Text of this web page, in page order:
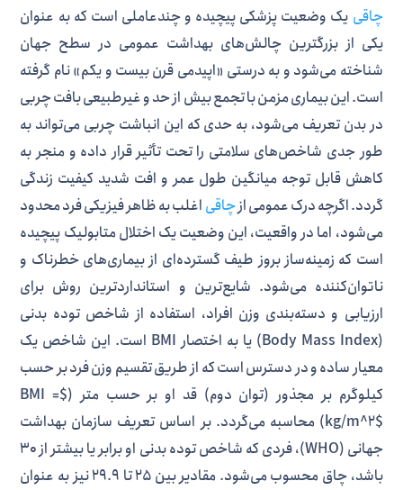
چاقی یک وضعیت پزشکی پیچیده و چندعاملی است که به عنوان
یکی از بزرگترین چالش‌های بهداشت عمومی در سطح جهان
شناخته می‌شود و به درستی «اپیدمی قرن بیست و یکم» نام گرفته
است. این بیماری مزمن با تجمع بیش از حد و غیرطبیعی بافت چربی
در بدن تعریف می‌شود، به حدی که این انباشت چربی می‌تواند به
طور جدی شاخص‌های سلامتی را تحت تأثیر قرار داده و منجر به
کاهش قابل توجه میانگین طول عمر و افت شدید کیفیت زندگی
گردد. اگرچه درک عمومی ازچاقی اغلب به ظاهر فیزیکی فرد محدود
می‌شود، اما در واقعیت، این وضعیت یک اختلال متابولیک پیچیده
است که زمینه‌ساز بروز طیف گسترده‌ای از بیماری‌های خطرناک و
ناتوان‌کننده می‌شود. شایع‌ترین و استانداردترین روش برای
ارزیابی و دسته‌بندی وزن افراد، استفاده از شاخص توده بدنی
(Body Mass Index) یا به اختصار BMI است. این شاخص یک
معیار ساده و در دسترس است که از طریق تقسیم وزن فرد بر حسب
کیلوگرم بر مجذور (توان دوم) قد او بر حسب متر ($BMI =
kg/m^2$) محاسبه می‌گردد. بر اساس تعریف سازمان بهداشت
جهانی (WHO)، فردی که شاخص توده بدنی او برابر یا بیشتر از ۳۰
باشد، چاق محسوب می‌شود. مقادیر بین ۲۵ تا ۲۹.۹ نیز به عنوان